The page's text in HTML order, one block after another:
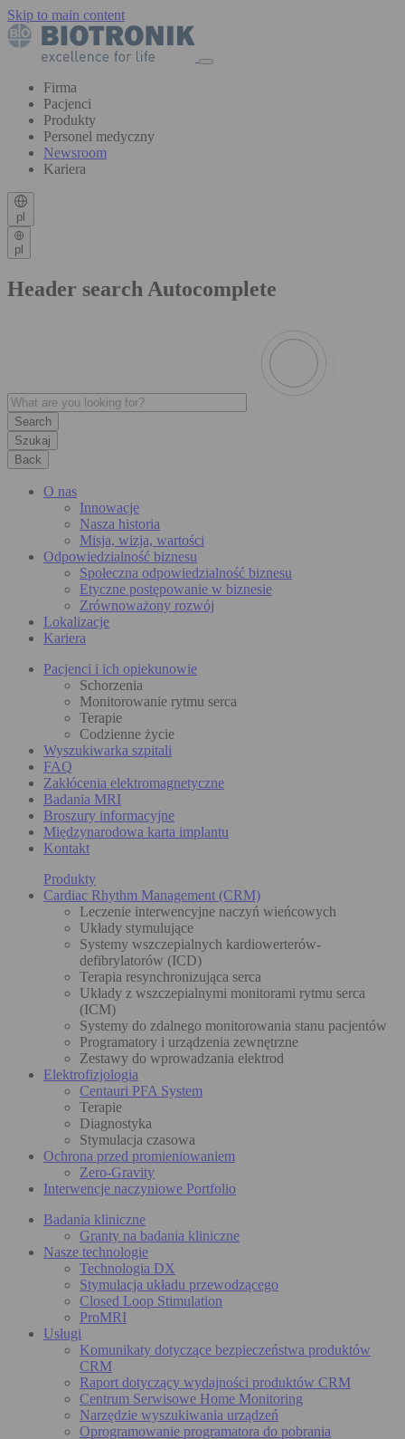
Skip to main content
Firma
Pacjenci
Produkty
Personel medyczny
Newsroom
Kariera
pl
pl
Header search Autocomplete
Szukaj
Back
O nas
Innowacje
Nasza historia
Misja, wizja, wartości
Odpowiedzialność biznesu
Społeczna odpowiedzialność biznesu
Etyczne postępowanie w biznesie
Zrównoważony rozwój
Lokalizacje
Kariera
Pacjenci i ich opiekunowie
Schorzenia
Monitorowanie rytmu serca
Terapie
Codzienne życie
Wyszukiwarka szpitali
FAQ
Zakłócenia elektromagnetyczne
Badania MRI
Broszury informacyjne
Międzynarodowa karta implantu
Kontakt
Produkty
Cardiac Rhythm Management (CRM)
Leczenie interwencyjne naczyń wieńcowych
Układy stymulujące
Systemy wszczepialnych kardiowerterów-
defibrylatorów (ICD)
Terapia resynchronizująca serca
Układy z wszczepialnymi monitorami rytmu serca
(ICM)
Systemy do zdalnego monitorowania stanu pacjentów
Programatory i urządzenia zewnętrzne
Zestawy do wprowadzania elektrod
Elektrofizjologia
Centauri PFA System
Terapie
Diagnostyka
Stymulacja czasowa
Ochrona przed promieniowaniem
Zero-Gravity
Interwencje naczyniowe Portfolio
Badania kliniczne
Granty na badania kliniczne
Nasze technologie
Technologia DX
Stymulacja układu przewodzącego
Closed Loop Stimulation
ProMRI
Usługi
Komunikaty dotyczące bezpieczeństwa produktów
CRM
Raport dotyczący wydajności produktów CRM
Centrum Serwisowe Home Monitoring
Narzędzie wyszukiwania urządzeń
Oprogramowanie programatora do pobrania